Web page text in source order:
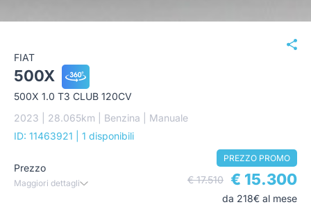
FIAT
500X
500X 1.0 T3 CLUB 120CV
2023 | 28.065km | Benzina | Manuale
ID: 11463921
| 1 disponibili
Prezzo
Maggiori dettagli
PREZZO PROMO
€ 17.510 € 15.300
da 218€ al mese